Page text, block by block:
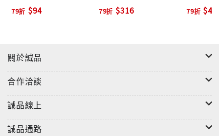
79折 $94 79折 $316 79折
關於誠品
合作洽談
誠品線上
誠品通路